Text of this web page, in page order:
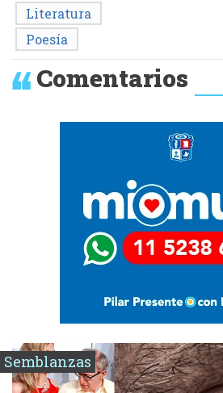
Literatura
Poesía
Comentarios
Semblanzas